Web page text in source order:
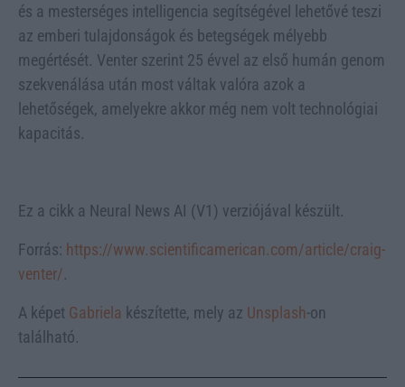
és a mesterséges intelligencia segítségével lehetővé teszi
az emberi tulajdonságok és betegségek mélyebb
megértését. Venter szerint 25 évvel az első humán genom
szekvenálása után most váltak valóra azok a
lehetőségek, amelyekre akkor még nem volt technológiai
kapacitás.
Ez a cikk a Neural News AI (V1) verziójával készült.
Forrás: https://www.scientificamerican.com/article/craig-
venter/.
A képet Gabriela készítette, mely az Unsplash-on
található.